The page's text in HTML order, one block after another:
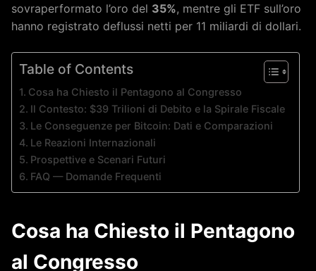
sovraperformato l’oro del 35%, mentre gli ETF sull’oro
hanno registrato deflussi netti per 11 miliardi di dollari.
Table of Contents
Cosa ha Chiesto il Pentagono al Congresso
Il Contesto: $39 Trilioni di Debito e la Spirale Fiscale
Le Conseguenze per Bitcoin: Dati e Comparazioni
Le Reazioni Internazionali
Prospettive e Scenari Futuri
FAQ — Domande Frequenti
Cosa ha Chiesto il Pentagono
al Congresso